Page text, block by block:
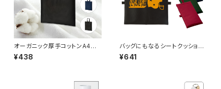
オーガニック厚手コットンA4フラ
ットバッグ MG
¥438
バッグにもなるシートクッショ
ン MG
¥641